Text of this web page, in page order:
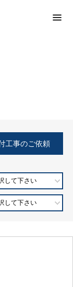
工事のご依頼
して下さい
して下さい